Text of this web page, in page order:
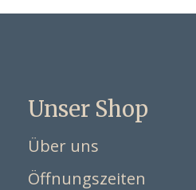
Unser Shop
Über uns
Öffnungszeiten